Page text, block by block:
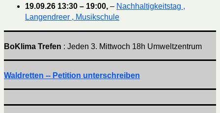
19.09.26 13:30 – 19:00, – Nachhaltigkeitstag ,
Langendreer , Musikschule
BoKlima Trefen : Jeden 3. Mittwoch 18h Umweltzentrum
Waldretten -- Petition unterschreiben